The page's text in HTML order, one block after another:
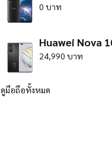
0 บาท
Huawei Nova
24,990 บาท
ดูมือถือทั้งหมด